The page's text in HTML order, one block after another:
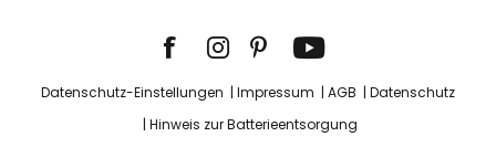
Datenschutz-Einstellungen Impressum AGB
Datenschutz
Hinweis zur Batterieentsorgung